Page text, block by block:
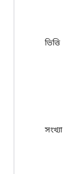
ভিত্তি
সংখ্যা